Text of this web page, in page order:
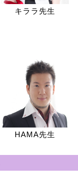
キララ先生
HAMA先生